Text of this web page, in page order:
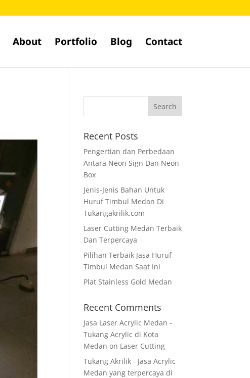
About Portfolio Blog Contact
Recent Posts
Pengertian dan Perbedaan
Antara Neon Sign Dan Neon
Box
Jenis-Jenis Bahan Untuk
Huruf Timbul Medan Di
Tukangakrilik.com
Laser Cutting Medan Terbaik
Dan Terpercaya
Pilihan Terbaik Jasa Huruf
Timbul Medan Saat Ini
Plat Stainless Gold Medan
Recent Comments
Jasa Laser Acrylic Medan -
Tukang Acrylic di Kota
Medan on Laser Cutting
Tukang Akrilik - Jasa Acrylic
Medan yang terpercaya di